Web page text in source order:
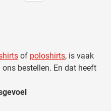
of poloshirts, is vaak
bestellen. En dat heeft